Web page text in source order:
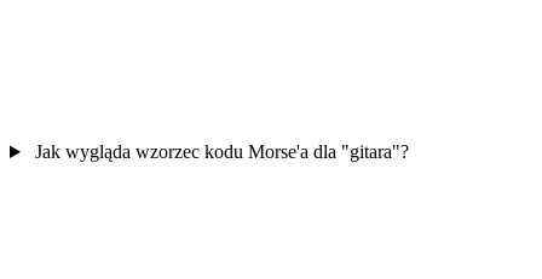
Jak wygląda wzorzec kodu Morse'a dla "gitara"?